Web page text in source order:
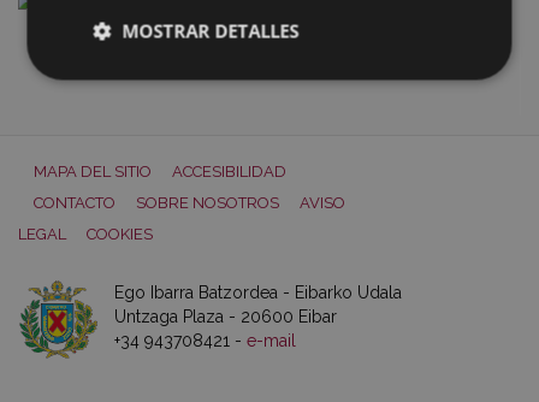
Juan San Martin (1922-2005)
MAPA DEL SITIO
ACCESIBILIDAD
CONTACTO
SOBRE NOSOTROS
AVISO
LEGAL
COOKIES
Ego Ibarra Batzordea - Eibarko Udala
Untzaga Plaza - 20600 Eibar
+34 943708421 - e-mail
MOSTRAR DETALLES